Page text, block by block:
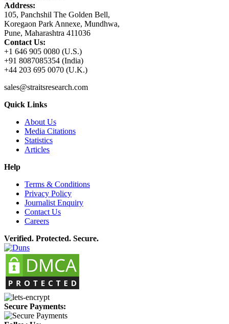
Address:
105, Panchshil The Golden Bell,
Koregaon Park Annexe, Mundhwa,
Pune, Maharashtra 411036
Contact Us:
+1 646 905 0080 (U.S.)
+91 8087085354 (India)
+44 203 695 0070 (U.K.)
sales@straitsresearch.com
Quick Links
About Us
Media Citations
Statistics
Articles
Help
Terms & Conditions
Privacy Policy
Journalist Enquiry
Contact Us
Careers
Verified. Protected. Secure.
Secure Payments: